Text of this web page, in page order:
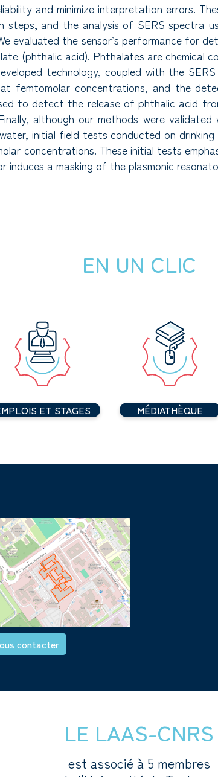
and minimize interpretation errors.
steps, and the analysis of SERS spectra
evaluated the sensor’s performance for
(phthalic acid). Phthalates are chemical
technology, coupled with the
femtomolar concentrations, and the
to detect the release of phthalic acid
although our methods were
water, initial field tests conducted on
concentrations. These initial tests
induces a masking of the plasmonic
EN UN CLIC
ET STAGES MÉDIATHÈQUE
contacter
LE LAAS-CNRS
est associé à 5 membres